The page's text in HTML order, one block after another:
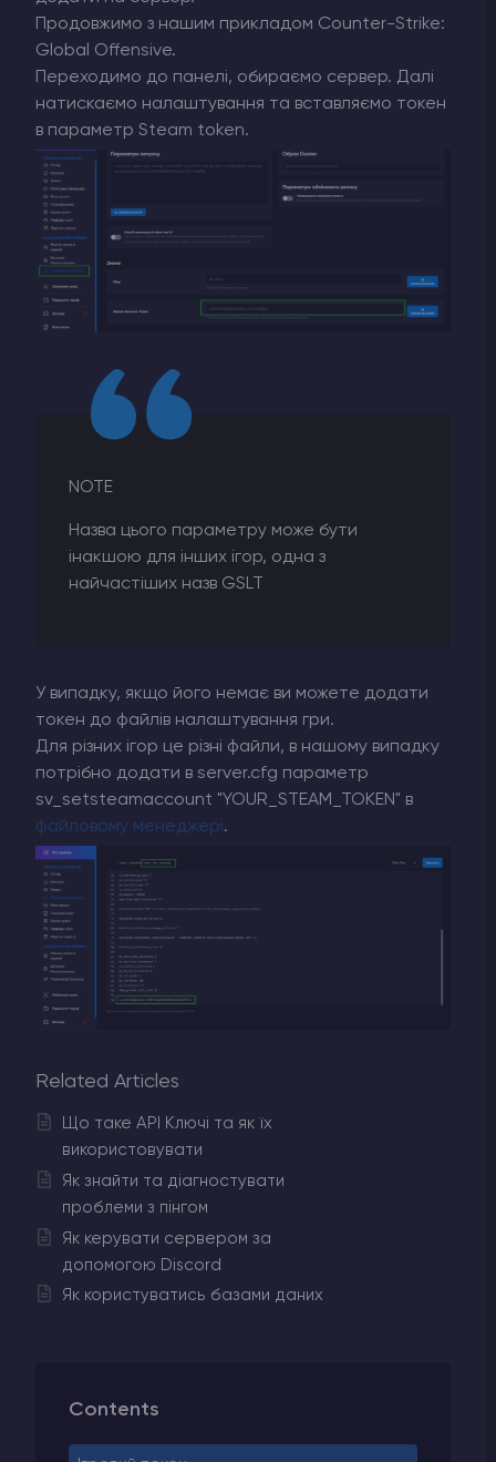
Продовжимо з нашим прикладом Counter-Strike:
Global Offensive.
Переходимо до панелі, обираємо сервер. Далі
натискаємо налаштування та вставляємо токен
в параметр Steam token.
NOTE
Назва цього параметру може бути
інакшою для інших ігор, одна з
найчастіших назв GSLT
У випадку, якщо його немає ви можете додати
токен до файлів налаштування гри.
Для різних ігор це різні файли, в нашому випадку
потрібно додати в server.cfg параметр
sv_setsteamaccount "YOUR_STEAM_TOKEN" в
файловому менеджері.
Related Articles
Що таке API Ключі та як їх
використовувати
Як знайти та діагностувати
проблеми з пінгом
Як керувати сервером за
допомогою Discord
Як користуватись базами даних
Contents